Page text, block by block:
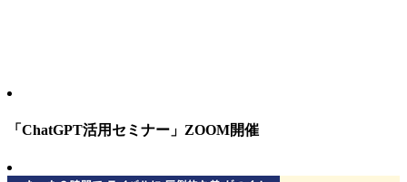
「ChatGPT活用セミナー」ZOOM開催